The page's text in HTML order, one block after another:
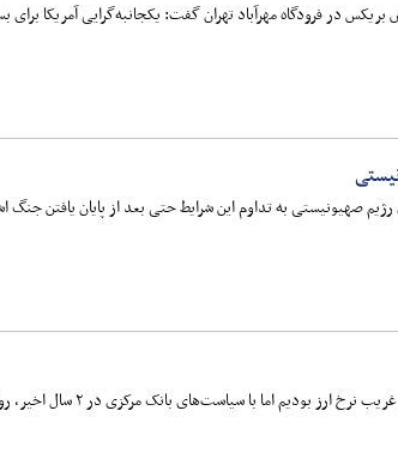
در فرودگاه مهرآباد تهران گفت:‌ یکجانبه‌گرایی آمریکا برای
به تداوم این شرایط حتی بعد از پایان یافتن جنگ
مرکزی در ۲ سال اخیر، روند پیش‌پینی‌پذیرتر شدن اقتصاد کشور آغاز شده است.